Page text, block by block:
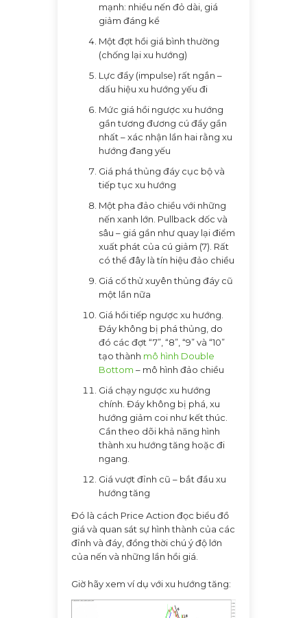
mạnh: nhiều nến đỏ dài, giá
giảm đáng kể
Một đợt hồi giá bình thường
(chống lại xu hướng)
Lực đẩy (impulse) rất ngắn –
dấu hiệu xu hướng yếu đi
Mức giá hồi ngược xu hướng
gần tương đương cú đẩy gần
nhất – xác nhận lần hai rằng xu
hướng đang yếu
Giá phá thủng đáy cục bộ và
tiếp tục xu hướng
Một pha đảo chiều với những
nến xanh lớn. Pullback dốc và
sâu – giá gần như quay lại điểm
xuất phát của cú giảm (7). Rất
có thể đây là tín hiệu đảo chiều
Giá cố thử xuyên thủng đáy cũ
một lần nữa
Giá hồi tiếp ngược xu hướng.
Đáy không bị phá thủng, do
đó các đợt “7”, “8”, “9” và “10”
tạo thành mô hình Double
Bottom – mô hình đảo chiều
Giá chạy ngược xu hướng
chính. Đáy không bị phá, xu
hướng giảm coi như kết thúc.
Cần theo dõi khả năng hình
thành xu hướng tăng hoặc đi
ngang.
Giá vượt đỉnh cũ – bắt đầu xu
hướng tăng
Đó là cách Price Action đọc biểu đồ
giá và quan sát sự hình thành của các
đỉnh và đáy, đồng thời chú ý độ lớn
của nến và những lần hồi giá.
Giờ hãy xem ví dụ với xu hướng tăng: